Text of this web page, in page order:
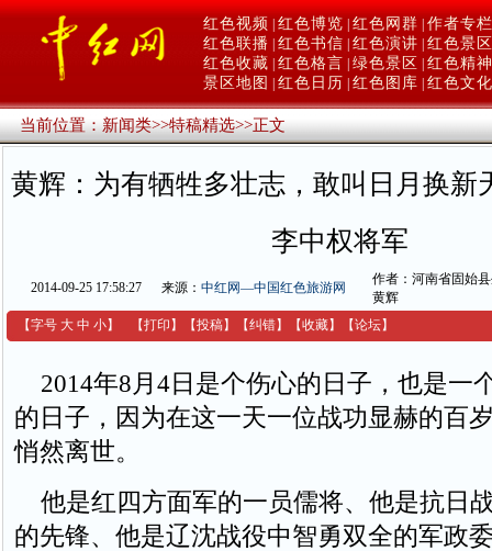
红色视频 红色博览 红色网群 作者专栏
红色联播 红色书信 红色演讲 红色景区
红色收藏 红色格言 绿色景区
红色精神
景区地图
红色日历 红色图库 红色文化
当前位置：新闻类>>特稿精选>>正文
黄辉：为有牺牲多壮志，敢叫日月换
李中权将军
2014-09-25 17:58:27 来源： 中红网—中国红色旅游网
作者：河南省固始
黄辉
【字号 大 中 小】 【打印 】 【投稿】 【纠错】 【收藏】 【论坛】
2014年8月4日是个伤心的日子，也是一
的日子，因为在这一天一位战功显赫的百
悄然离世。
他是红四方面军的一员儒将、他是抗日
的先锋、他是辽沈战役中智勇双全的军政